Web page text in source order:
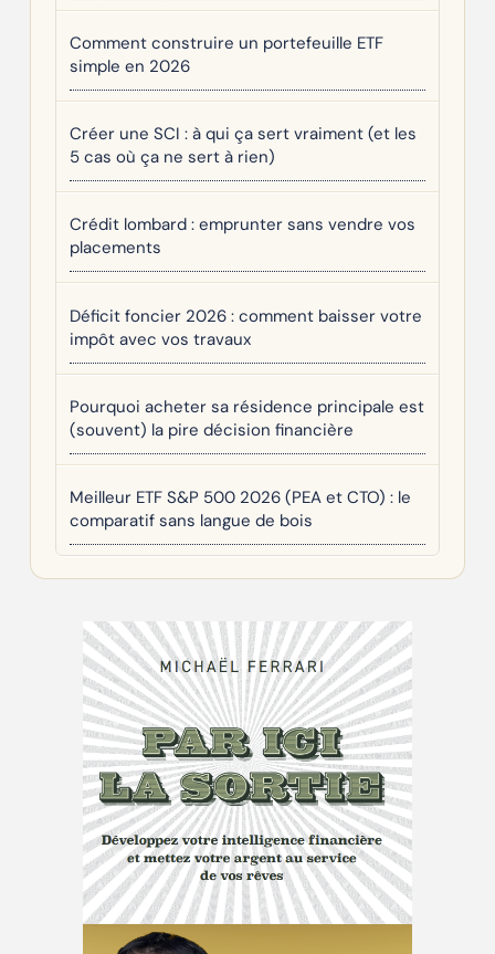
Comment construire un portefeuille ETF
simple en 2026
Créer une SCI : à qui ça sert vraiment (et les
5 cas où ça ne sert à rien)
Crédit lombard : emprunter sans vendre vos
placements
Déficit foncier 2026 : comment baisser votre
impôt avec vos travaux
Pourquoi acheter sa résidence principale est
(souvent) la pire décision financière
Meilleur ETF S&P 500 2026 (PEA et CTO) : le
comparatif sans langue de bois